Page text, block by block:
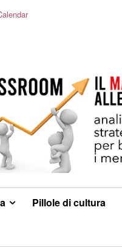
Pillole di cultura